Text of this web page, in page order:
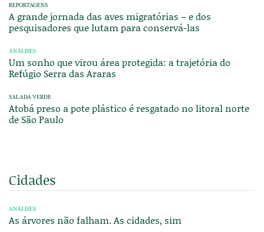
REPORTAGENS
A grande jornada das aves migratórias – e dos
pesquisadores que lutam para conservá-las
ANÁLISES
Um sonho que virou área protegida: a trajetória do
Refúgio Serra das Araras
SALADA VERDE
Atobá preso a pote plástico é resgatado no litoral norte
de São Paulo
Cidades
ANÁLISES
As árvores não falham. As cidades, sim